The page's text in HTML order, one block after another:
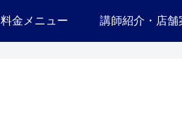
料金メニュー 講師紹介・店舗